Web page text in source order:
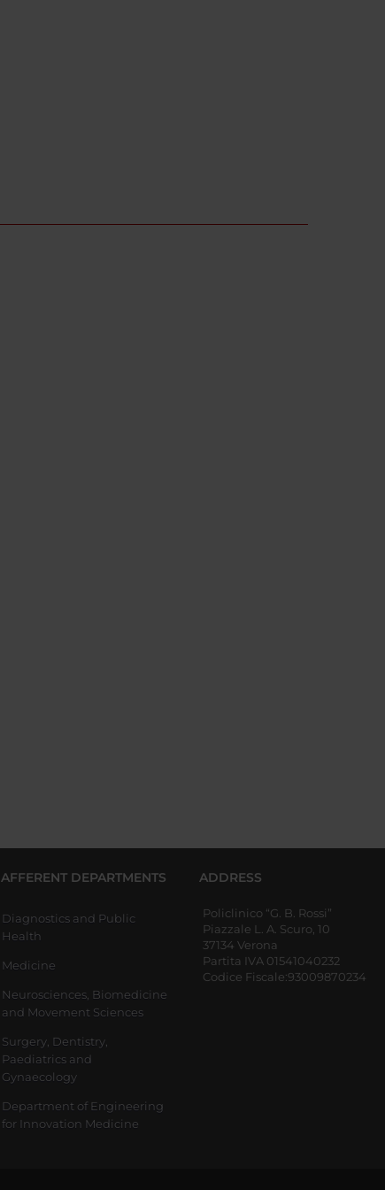
AFFERENT DEPARTMENTS
Diagnostics and Public
Health
Medicine
Neurosciences, Biomedicine
and Movement Sciences
Surgery, Dentistry,
Paediatrics and
Gynaecology
Department of Engineering
for Innovation Medicine
ADDRESS
Policlinico “G. B. Rossi”
Piazzale L. A. Scuro, 10
37134 Verona
Partita IVA 01541040232
Codice Fiscale:93009870234